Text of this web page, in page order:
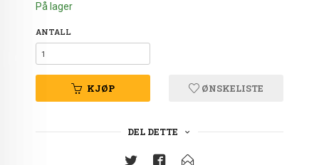
På lager
ANTALL
KJØP ØNSKELISTE
DEL DETTE